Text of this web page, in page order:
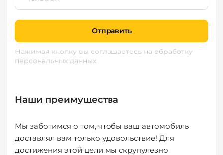
Отправить
Нажимая кнопку вы соглашаетесь на обработку
персональных данных
Наши преимущества
Мы заботимся о том, чтобы ваш автомобиль
доставлял вам только удовольствие! Для
достижения этой цели мы скрупулезно